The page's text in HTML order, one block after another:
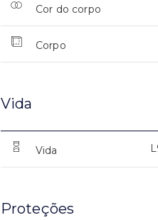
Cor do corpo
Corpo
Vida
Vida
Proteções